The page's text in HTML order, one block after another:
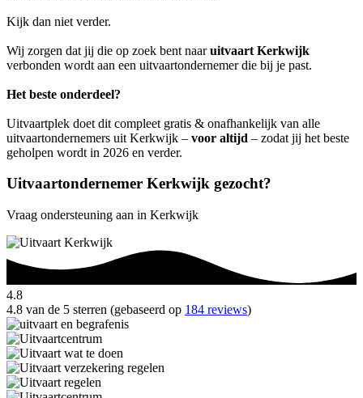
Kijk dan niet verder.
Wij zorgen dat jij die op zoek bent naaruitvaart Kerkwijk
verbonden wordt aan een uitvaartondernemer die bij je past.
Het beste onderdeel?
Uitvaartplek doet dit compleet gratis & onafhankelijk van alle
uitvaartondernemers uit Kerkwijk – voor altijd – zodat jij het beste
geholpen wordt in 2026 en verder.
Uitvaartondernemer Kerkwijk gezocht?
Vraag ondersteuning aan in Kerkwijk
4.8
4.8 van de 5 sterren (gebaseerd op 184 reviews)